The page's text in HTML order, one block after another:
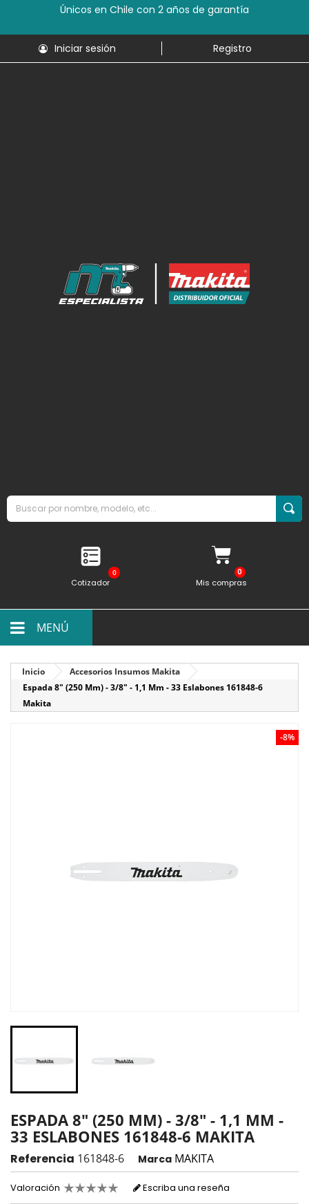
Únicos en Chile con 2 años de garantía
Iniciar sesión Registro
0
Cotizador Mis compras
MENÚ
Inicio
Accesorios Insumos Makita
Espada 8" (250 Mm) - 3/8" - 1,1 Mm - 33 Eslabones 161848-6
Makita
-8%
ESPADA 8" (250 MM) - 3/8" - 1,1 MM -
33 ESLABONES 161848-6 MAKITA
Referencia 161848-6 Marca MAKITA
Valoración Escriba una reseña